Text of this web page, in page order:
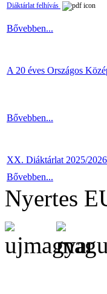
Diáktárlat felhívás
Bővebben...
A 20 éves Országos
Bővebben...
XX. Diáktárlat 2025/
Bővebben...
Nyertes